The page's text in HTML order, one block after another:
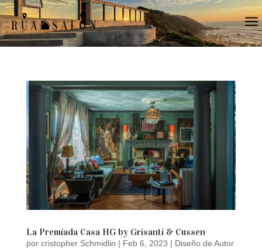
a
La Premiada Casa HG by Grisanti & Cussen
por cristopher Schmidlin | Feb 6, 2023 | Diseño de Autor